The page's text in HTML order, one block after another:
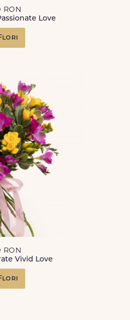
RON
Love
RON
Vivid Love